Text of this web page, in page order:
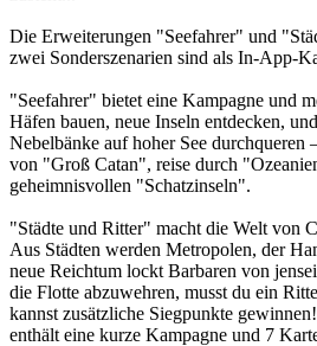
Die Erweiterungen "Seefahrer" und
zwei Sonderszenarien sind als In-App-
"Seefahrer" bietet eine Kampagne und
Häfen bauen, neue Inseln entdecken,
Nebelbänke auf hoher See durchqueren
von "Groß Catan", reise durch
geheimnisvollen "Schatzinseln".
"Städte und Ritter" macht die Welt von
Aus Städten werden Metropolen, der
neue Reichtum lockt Barbaren von
die Flotte abzuwehren, musst du ein
kannst zusätzliche Siegpunkte
enthält eine kurze Kampagne und 7